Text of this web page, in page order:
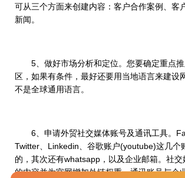
可从三个方面来创建内容：客户合作案例、客
新闻。
5、做好市场分析和定位。您要确定重点推
区，如果有条件，最好还要用当地语言来建设
不是全球通用语言。
6、申请外贸社交媒体账号及通讯工具。
Twitter、Linkedin、谷歌账户(youtube)这几个
的，其次还有whatsapp，以及企业邮箱。社
的内容并为官网增加外链权重，通讯账号与企